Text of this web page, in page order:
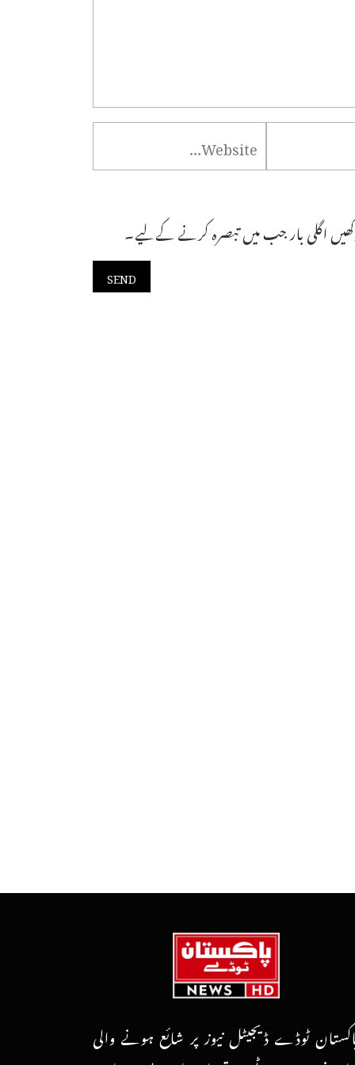
اگلی بار جب میں تبصرہ کرنے کےلیے۔
ٹوڈے ڈیجیٹل نیوز پر شائع ہونے والی